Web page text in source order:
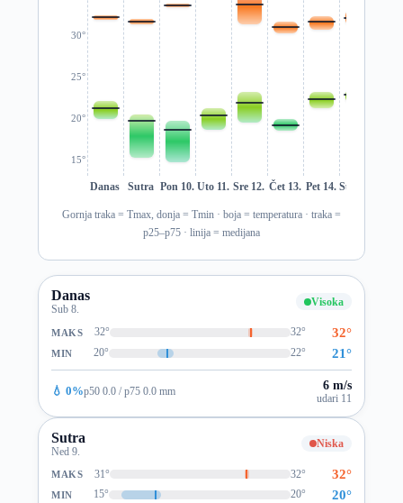
15°
20°
25°
30°
Danas Sutra Pon 10. Uto 11. Sre 12. Čet 13. Pet 14. Sub 15.
Gornja traka = Tmax, donja = Tmin · boja = temperatura · traka =
p25–p75 · linija = medijana
Danas
Sub 8.
Visoka
MAKS 32° 32° 32°
MIN 20° 22° 21°
💧 0%p50 0.0 / p75 0.0 mm 6 m/s
udari 11
Sutra
Ned 9.
Niska
MAKS 31° 32° 32°
MIN 15° 20° 20°